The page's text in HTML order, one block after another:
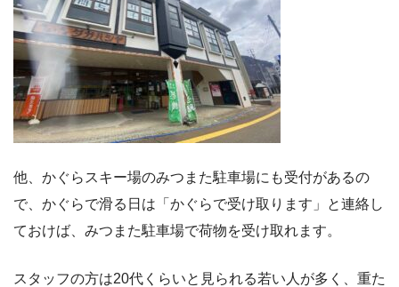
他、かぐらスキー場のみつまた駐車場にも受付があるの
で、かぐらで滑る日は「かぐらで受け取ります」と連絡し
ておけば、みつまた駐車場で荷物を受け取れます。
スタッフの方は20代くらいと見られる若い人が多く、重た